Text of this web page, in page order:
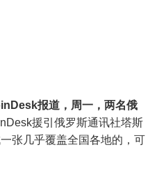
报道，周一，两名俄
援引俄罗斯通讯社塔斯
张几乎覆盖全国各地的，可